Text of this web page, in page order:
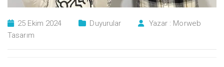
25 Ekim 2024 Duyurular Yazar : Morweb
Tasarım